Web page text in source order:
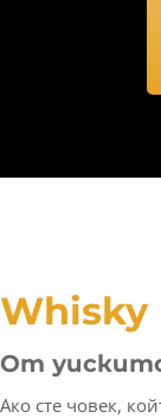
Whisky
От
Ако сте човек,